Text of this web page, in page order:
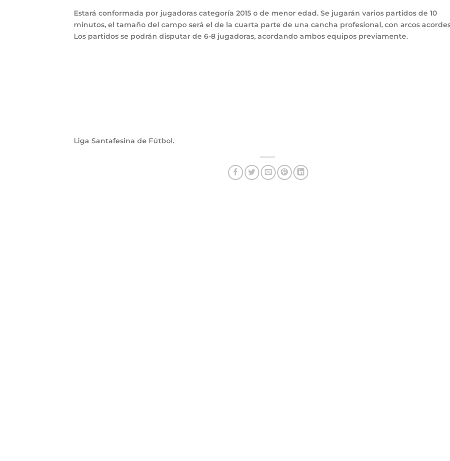
Estará conformada por jugadoras categoría 2015 o de menor edad. Se jugarán varios partidos de 10
minutos, el tamaño del campo será el de la cuarta parte de una cancha profesional, con arcos
Los partidos se podrán disputar de 6-8 jugadoras, acordando ambos equipos previamente.
Liga Santafesina de Fútbol.